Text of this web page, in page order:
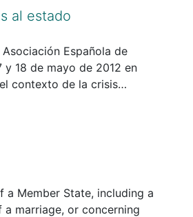
al estado
Española de
y 18 de mayo de 2012 en
contexto de la crisis
a Member State, including a
marriage, or concerning